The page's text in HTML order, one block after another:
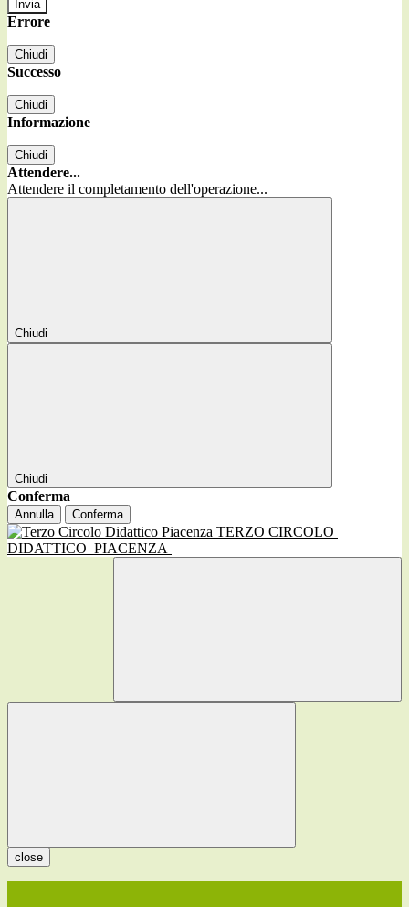
Errore
Chiudi
Successo
Chiudi
Informazione
Chiudi
Attendere...
Attendere il completamento dell'operazione...
Chiudi
Chiudi
Conferma
Annulla Conferma
TERZO CIRCOLO
DIDATTICO PIACENZA
close